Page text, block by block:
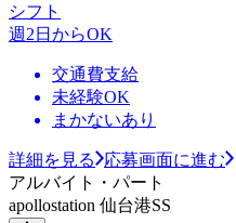
シフト
週2日からOK
交通費支給
未経験OK
まかないあり
詳細を見る
応募画面に進む
アルバイト・パート
apollostation 仙台港SS